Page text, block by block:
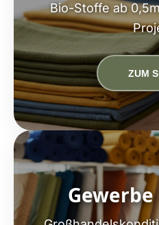
Bio-Stoffe ab
ZUM